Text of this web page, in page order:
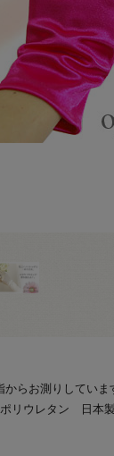
らお測りしていま
リウレタン 日本製